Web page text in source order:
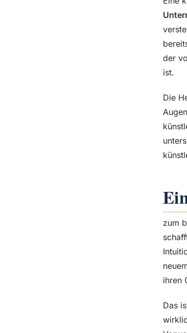
der
ist.
Die
zum
ihren
Das